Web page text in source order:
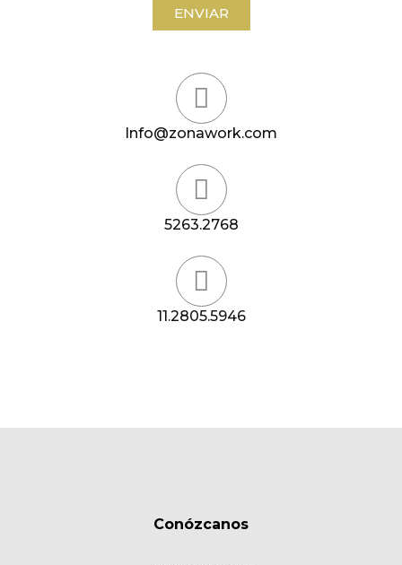
ENVIAR
Info@zonawork.com
5263.2768
11.2805.5946
Conózcanos